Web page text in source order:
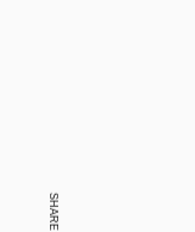
SHARE